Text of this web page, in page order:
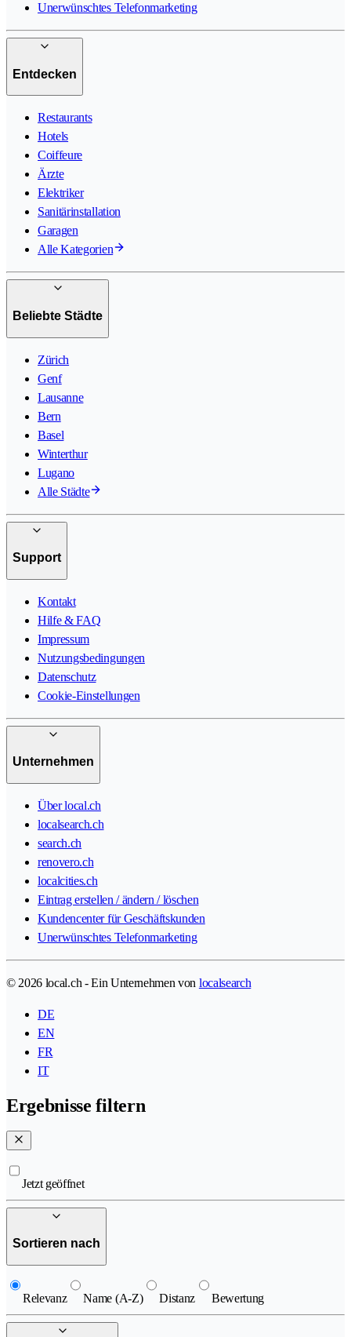
Unerwünschtes Telefonmarketing
Entdecken
Restaurants
Hotels
Coiffeure
Ärzte
Elektriker
Sanitärinstallation
Garagen
Alle Kategorien
Beliebte Städte
Zürich
Genf
Lausanne
Bern
Basel
Winterthur
Lugano
Alle Städte
Support
Kontakt
Hilfe & FAQ
Impressum
Nutzungsbedingungen
Datenschutz
Cookie-Einstellungen
Unternehmen
Über local.ch
localsearch.ch
search.ch
renovero.ch
localcities.ch
Eintrag erstellen / ändern / löschen
Kundencenter für Geschäftskunden
Unerwünschtes Telefonmarketing
© 2026 local.ch - Ein Unternehmen von localsearch
DE
EN
FR
IT
Ergebnisse filtern
Jetzt geöffnet
Sortieren nach
Relevanz Name (A-Z) Distanz Bewertung